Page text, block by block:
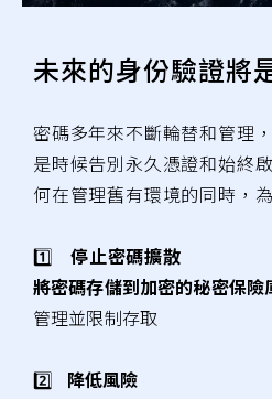
未來的身份驗證將
密碼多年來不斷輪替和管理
是時候告別永久憑證和始終
何在管理舊有環境的同時，
1️⃣ 停止密碼擴散
將密碼存儲到加密的秘密保險
管理並限制存取
2️⃣
降低風險